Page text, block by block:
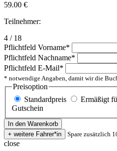
59.00 €
Teilnehmer:
4 / 18
Pflichtfeld Vorname*
Pflichtfeld Nachname*
Pflichtfeld E-Mail*
* notwendige Angaben, damit wir die
Preisoption
Standardpreis
Ermäßigt
Gutschein
Spare zusätzlich
close